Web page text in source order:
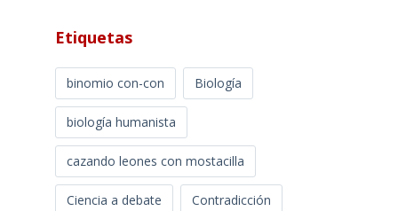
Etiquetas
binomio con-con Biología
biología humanista
cazando leones con mostacilla
Ciencia a debate Contradicción